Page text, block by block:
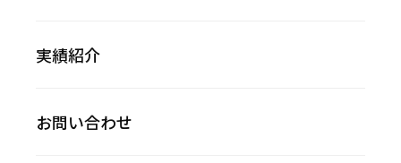
実績紹介
お問い合わせ